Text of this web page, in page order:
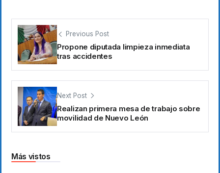
Previous Post
Propone diputada limpieza inmediata
tras accidentes
Next Post
Realizan primera mesa de trabajo sobre
movilidad de Nuevo León
Más vistos